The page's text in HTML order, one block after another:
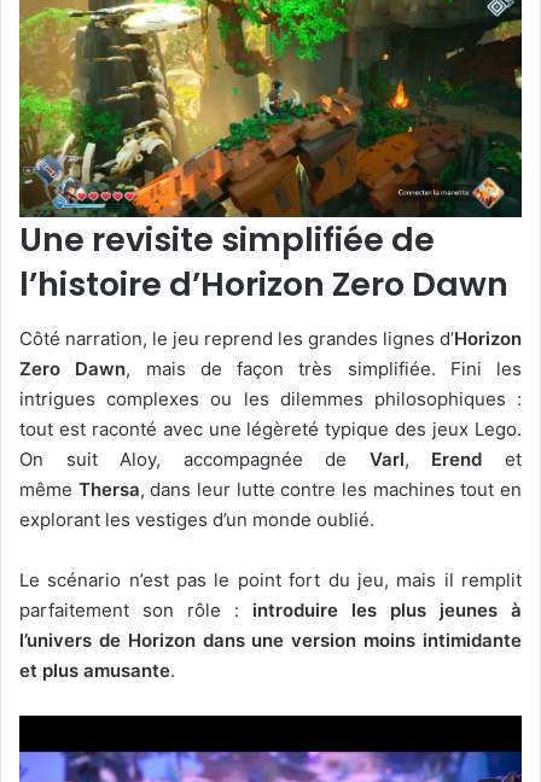
Une revisite simplifiée de
l’histoire d’Horizon Zero Dawn
Côté narration, le jeu reprend les grandes lignes d’Horizon
Zero Dawn, mais de façon très simplifiée. Fini les
intrigues complexes ou les dilemmes philosophiques :
tout est raconté avec une légèreté typique des jeux Lego.
On suit Aloy, accompagnée de Varl, Erend et
même Thersa, dans leur lutte contre les machines tout en
explorant les vestiges d’un monde oublié.
Le scénario n’est pas le point fort du jeu, mais il remplit
parfaitement son rôle : introduire les plus jeunes à
l’univers de Horizon dans une version moins intimidante
et plus amusante.